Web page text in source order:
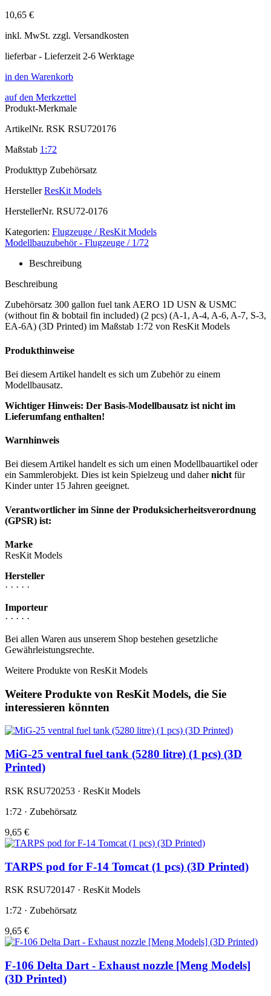
10,65 €
inkl. MwSt. zzgl. Versandkosten
lieferbar - Lieferzeit 2-6 Werktage
in den Warenkorb
auf den Merkzettel
Produkt-Merkmale
ArtikelNr. RSK RSU720176
Maßstab 1:72
Produkttyp Zubehörsatz
Hersteller ResKit Models
HerstellerNr. RSU72-0176
Kategorien: Flugzeuge / ResKit Models
Modellbauzubehör - Flugzeuge / 1/72
Beschreibung
Beschreibung
Zubehörsatz 300 gallon fuel tank AERO 1D USN & USMC
(without fin & bobtail fin included) (2 pcs) (A-1, A-4, A-6, A-7, S-3,
EA-6A) (3D Printed) im Maßstab 1:72 von ResKit Models
Produkthinweise
Bei diesem Artikel handelt es sich um Zubehör zu einem
Modellbausatz.
Wichtiger Hinweis: Der Basis-Modellbausatz ist nicht im
Lieferumfang enthalten!
Warnhinweis
Bei diesem Artikel handelt es sich um einen Modellbauartikel oder
ein Sammlerobjekt. Dies ist kein Spielzeug und dahernicht für
Kinder unter 15 Jahren geeignet.
Verantwortlicher im Sinne der Produksicherheitsverordnung
(GPSR) ist:
Marke
ResKit Models
Hersteller
· · · · ·
Importeur
· · · · ·
Bei allen Waren aus unserem Shop bestehen gesetzliche
Gewährleistungsrechte.
Weitere Produkte von ResKit Models
Weitere Produkte von ResKit Models, die Sie
interessieren könnten
MiG-25 ventral fuel tank (5280 litre) (1 pcs) (3D
Printed)
RSK RSU720253 · ResKit Models
1:72 · Zubehörsatz
9,65 €
TARPS pod for F-14 Tomcat (1 pcs) (3D Printed)
RSK RSU720147 · ResKit Models
1:72 · Zubehörsatz
9,65 €
F-106 Delta Dart - Exhaust nozzle [Meng Models]
(3D Printed)